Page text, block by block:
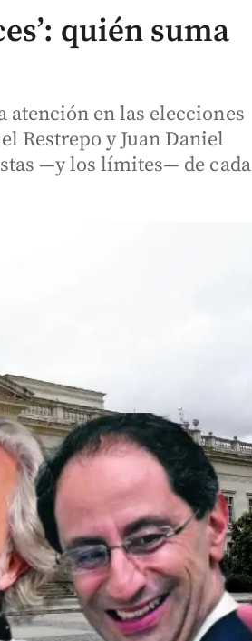
quién suma
en las elecciones
Restrepo y Juan Daniel
—y los límites— de cada